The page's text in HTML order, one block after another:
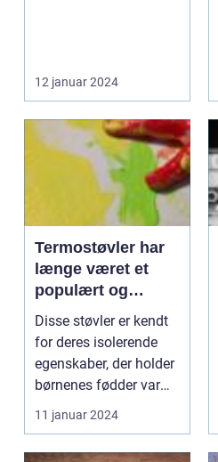
12 januar 2024
Termostøvler har
længe været et
populært og
uundværligt fodtøj
til børn, især i de
kolde
vintermåneder
Disse støvler er kendt
for deres isolerende
egenskaber, der holder
børnenes fødder varme
og beskytte...
11 januar 2024